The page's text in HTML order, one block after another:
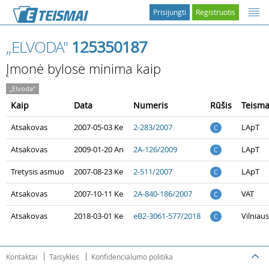
Registruotis
Prisijungti
„ELVODA" 125350187
Įmonė bylose minima kaip
„Elvoda"
Kaip Data Numeris Rūšis
Atsakovas 2007-05-03 Ke 2-283/2007 C LApT
Atsakovas 2009-01-20 An 2A-126/2009 C LApT
Tretysis asmuo 2007-08-23 Ke 2-511/2007 C LApT
Atsakovas 2007-10-11 Ke 2A-840-186/2007 C VAT
Atsakovas 2018-03-01 Ke eB2-3061-577/2018 C
Kontaktai Taisyklės Konfidencialumo politika